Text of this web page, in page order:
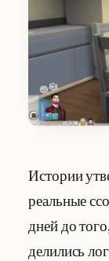
Истории
реальные
дней до
делились